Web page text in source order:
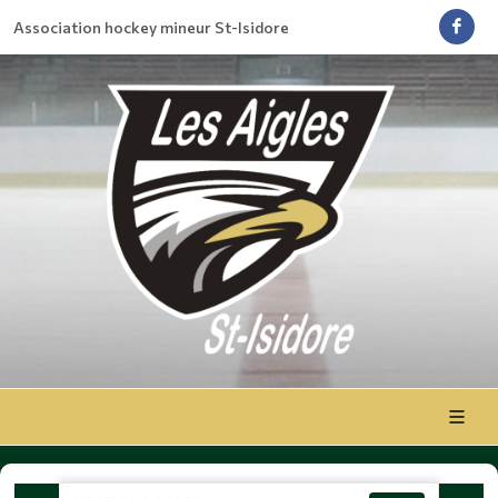
Association hockey mineur St-Isidore